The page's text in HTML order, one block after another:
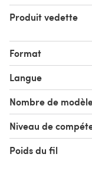
Produit vedette
Format
Langue
Nombre de
Niveau de
Poids du fil